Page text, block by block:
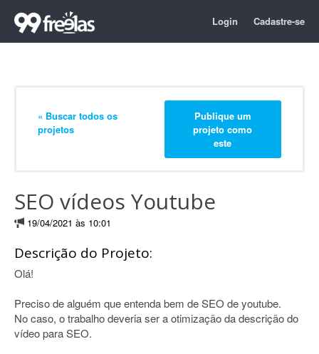
Login Cadastre-se
« Buscar todos os
projetos
Publique um
projeto como
este
SEO vídeos Youtube
19/04/2021 às 10:01
Descrição do Projeto:
Olá!
Preciso de alguém que entenda bem de SEO de youtube.
No caso, o trabalho deveria ser a otimização da descrição do
vídeo para SEO.